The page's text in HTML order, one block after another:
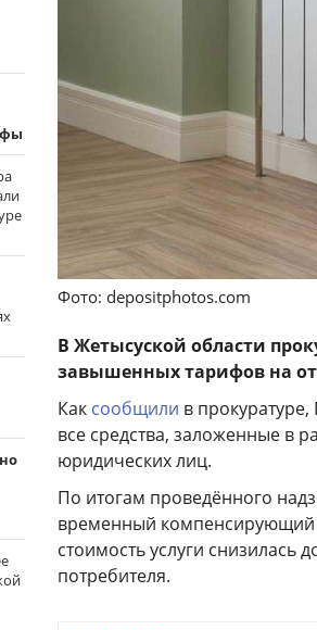
Фото: depositphotos.com
В Жетысуской области
завышенных тарифов на
Как сообщили в
все средства, заложенные в
юридических лиц.
По итогам проведённого
временный компенсирующий
стоимость услуги снизилась
потребителя.